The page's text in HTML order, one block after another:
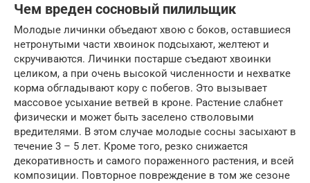
Чем вреден сосновый пилильщик
Молодые личинки объедают хвою с боков, оставшиеся
нетронутыми части хвоинок подсыхают, желтеют и
скручиваются. Личинки постарше съедают хвоинки
целиком, а при очень высокой численности и нехватке
корма обгладывают кору с побегов. Это вызывает
массовое усыхание ветвей в кроне. Растение слабнет
физически и может быть заселено стволовыми
вредителями. В этом случае молодые сосны засыхают в
течение 3 – 5 лет. Кроме того, резко снижается
декоративность и самого пораженного растения, и всей
композиции. Повторное повреждение в том же сезоне